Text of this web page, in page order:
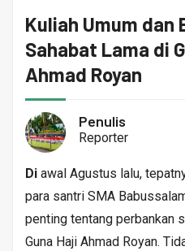
Kuliah Umum dan
Sahabat Lama di
Ahmad Royan
Penulis
Reporter
Di awal Agustus lalu,
para santri SMA
penting tentang perbankan
Guna Haji Ahmad Royan.